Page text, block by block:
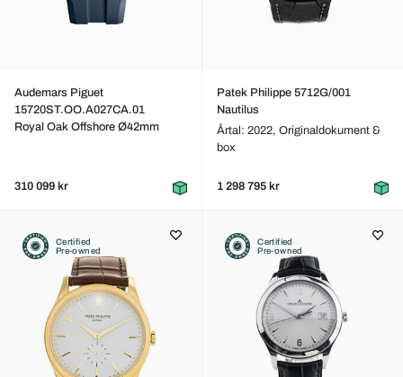
Audemars Piguet
15720ST.OO.A027CA.01
Royal Oak Offshore Ø42mm
310 099 kr
Patek Philippe 5712G/001
Nautilus
Årtal: 2022, Originaldokument &
box
1 298 795 kr
Certified
Pre-owned
Certified
Pre-owned